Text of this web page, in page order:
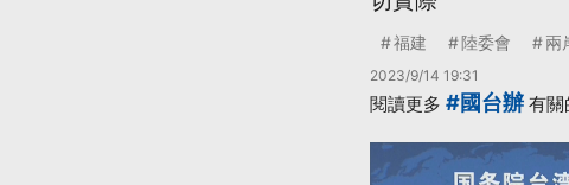
福建 陸委會 兩
2023/9/14 19:31
閱讀更多 #國台辦 有關